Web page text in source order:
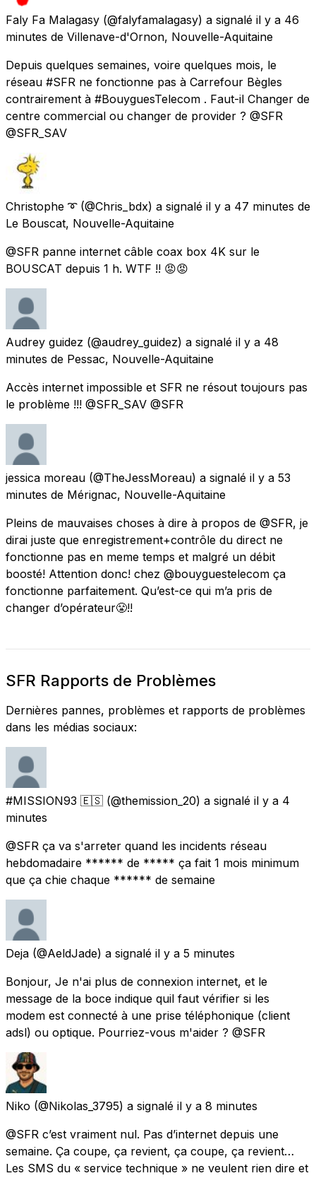
Faly Fa Malagasy (@falyfamalagasy) a signalé il y a 46
minutes de Villenave-d'Ornon, Nouvelle-Aquitaine
Depuis quelques semaines, voire quelques mois, le
réseau #SFR ne fonctionne pas à Carrefour Bègles
contrairement à #BouyguesTelecom . Faut-il Changer de
centre commercial ou changer de provider ? @SFR
@SFR_SAV
Christophe ➰ (@Chris_bdx) a signalé il y a 47 minutes de
Le Bouscat, Nouvelle-Aquitaine
@SFR panne internet câble coax box 4K sur le
BOUSCAT depuis 1 h. WTF !! 😡😡
Audrey guidez (@audrey_guidez) a signalé il y a 48
minutes de Pessac, Nouvelle-Aquitaine
Accès internet impossible et SFR ne résout toujours pas
le problème !!! @SFR_SAV @SFR
jessica moreau (@TheJessMoreau) a signalé il y a 53
minutes de Mérignac, Nouvelle-Aquitaine
Pleins de mauvaises choses à dire à propos de @SFR, je
dirai juste que enregistrement+contrôle du direct ne
fonctionne pas en meme temps et malgré un débit
boosté! Attention donc! chez @bouyguestelecom ça
fonctionne parfaitement. Qu’est-ce qui m’a pris de
changer d’opérateur😤!!
SFR Rapports de Problèmes
Dernières pannes, problèmes et rapports de problèmes
dans les médias sociaux:
#MISSION93 🇪🇸 (@themission_20) a signalé il y a 4
minutes
@SFR ça va s'arreter quand les incidents réseau
hebdomadaire ****** de ***** ça fait 1 mois minimum
que ça chie chaque ****** de semaine
Deja (@AeldJade) a signalé il y a 5 minutes
Bonjour, Je n'ai plus de connexion internet, et le
message de la boce indique quil faut vérifier si les
modem est connecté à une prise téléphonique (client
adsl) ou optique. Pourriez-vous m'aider ? @SFR
Niko (@Nikolas_3795) a signalé il y a 8 minutes
@SFR c’est vraiment nul. Pas d’internet depuis une
semaine. Ça coupe, ça revient, ça coupe, ça revient…
Les SMS du « service technique » ne veulent rien dire et